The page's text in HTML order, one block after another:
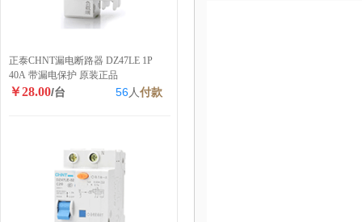
正泰CHNT漏电断路器 DZ47LE 1P
40A 带漏电保护 原装正品
￥28.00/台 56人付款